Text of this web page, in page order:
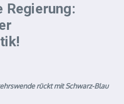
Regierung:
rückt mit Schwarz-Blau